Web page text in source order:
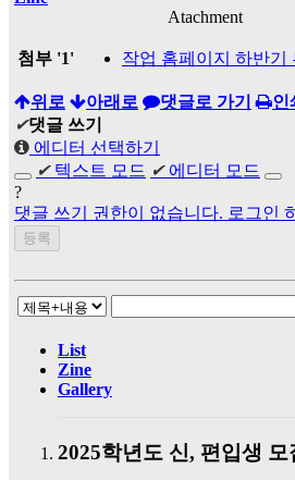
Atachment
첨부 '1' 작업 홈페이지 하반기
위로 아래로 댓글로 가기 인
✔댓글 쓰기
에디터 선택하기
✔ 텍스트 모드 ✔ 에디터 모드
?
댓글 쓰기 권한이 없습니다. 로그인
List
Zine
Gallery
2025학년도 신, 편입생 모